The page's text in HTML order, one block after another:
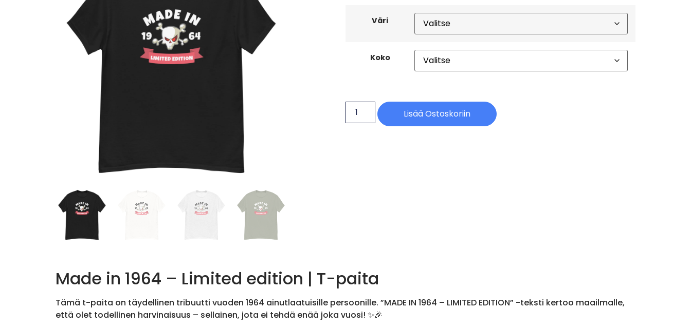
Väri
Koko
Lisää Ostoskoriin
Made in 1964 – Limited edition | T-paita
Tämä t-paita on täydellinen tribuutti vuoden 1964 ainutlaatuisille persoonille. ”MADE IN 1964 – LIMITED EDITION” -teksti kertoo maailmalle,
että olet todellinen harvinaisuus – sellainen, jota ei tehdä enää joka vuosi! ✨🎉